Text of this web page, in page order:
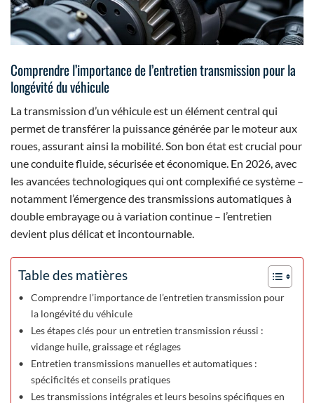
Comprendre l’importance de l’entretien transmission pour la
longévité du véhicule
La transmission d’un véhicule est un élément central qui
permet de transférer la puissance générée par le moteur aux
roues, assurant ainsi la mobilité. Son bon état est crucial pour
une conduite fluide, sécurisée et économique. En 2026, avec
les avancées technologiques qui ont complexifié ce système –
notamment l’émergence des transmissions automatiques à
double embrayage ou à variation continue – l’entretien
devient plus délicat et incontournable.
Table des matières
Comprendre l’importance de l’entretien transmission pour
la longévité du véhicule
Les étapes clés pour un entretien transmission réussi :
vidange huile, graissage et réglages
Entretien transmissions manuelles et automatiques :
spécificités et conseils pratiques
Les transmissions intégrales et leurs besoins spécifiques en